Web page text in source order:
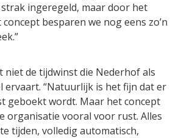
ingeregeld, maar door het
besparen we nog eens zo’n
niet de tijdwinst die Nederhof als
ervaart. “Natuurlijk is het fijn dat er
geboekt wordt. Maar het concept
organisatie vooral voor rust. Alles
tijden, volledig automatisch,